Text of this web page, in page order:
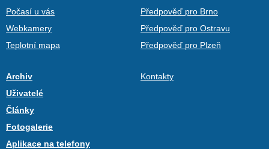
Počasí u vás
Webkamery
Teplotní mapa
Předpověď pro Brno
Předpověď pro Ostravu
Předpověď pro Plzeň
Archiv
Uživatelé
Články
Fotogalerie
Aplikace na telefony
Kontakty